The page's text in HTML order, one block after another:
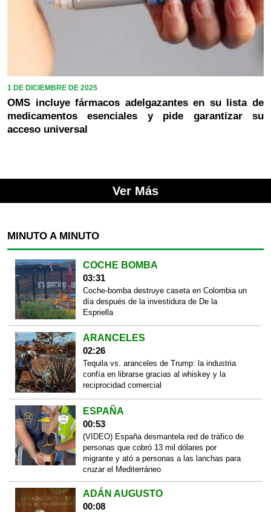
1 DE DICIEMBRE DE 2025
OMS incluye fármacos adelgazantes en su lista de
medicamentos esenciales y pide garantizar su
acceso universal
Ver Más
MINUTO A MINUTO
COCHE BOMBA
03:31
Coche-bomba destruye caseta en Colombia un
día después de la investidura de De la
Espriella
ARANCELES
02:26
Tequila vs. aranceles de Trump: la industria
confía en librarse gracias al whiskey y la
reciprocidad comercial
ESPAÑA
00:53
(VIDEO) España desmantela red de tráfico de
personas que cobró 13 mil dólares por
migrante y ató a personas a las lanchas para
cruzar el Mediterráneo
ADÁN AUGUSTO
00:08